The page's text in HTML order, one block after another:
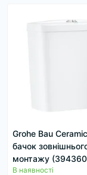
Grohe Bau
бачок
монтажу
В наявності